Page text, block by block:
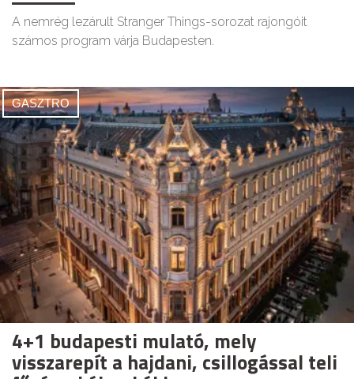
A nemrég lezárult Stranger Things-sorozat rajongóit
számos program várja Budapesten.
GASZTRO
4+1 budapesti mulató, mely
visszarepít a hajdani, csillogással teli